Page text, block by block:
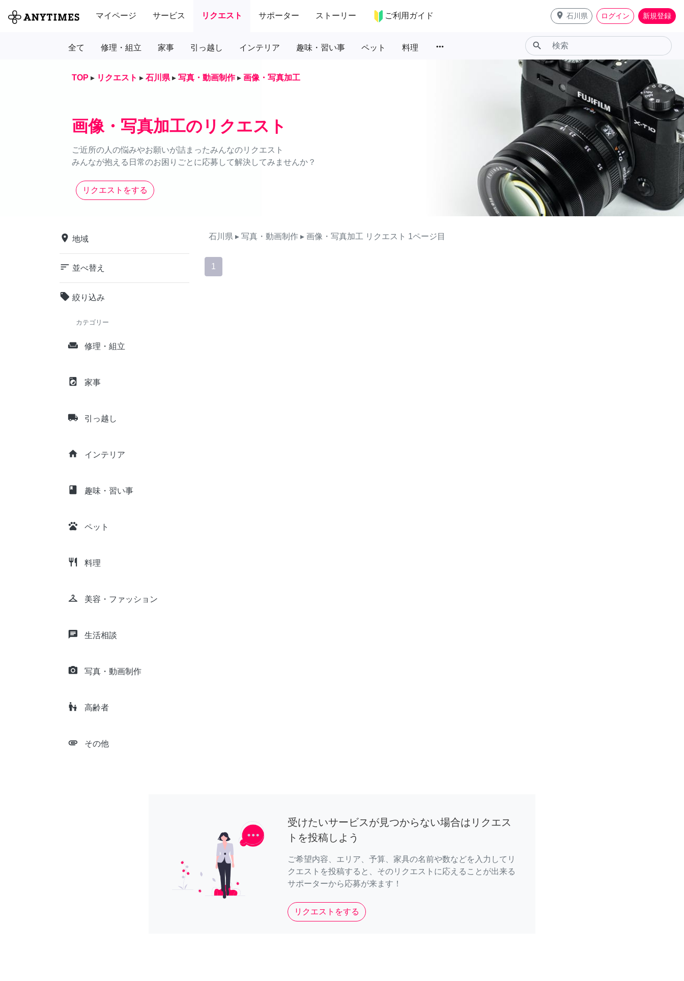
マイページ サービス リクエスト サポーター ストーリー ご利用ガイド place 石川県 ログイン 新規登録
全て 修理・組立 家事 引っ越し インテリア 趣味・習い事 ペット 料理 more_horiz search
TOP ▸ リクエスト ▸ 石川県 ▸ 写真・動画制作 ▸ 画像・写真加工
画像・写真加工のリクエスト
ご近所の人の悩みやお願いが詰まったみんなのリクエスト
みんなが抱える日常のお困りごとに応募して解決してみませんか？
リクエストをする
place 地域
sort 並べ替え
local_offer 絞り込み
カテゴリー
weekend 修理・組立
local_laundry_service 家事
local_shipping 引っ越し
home インテリア
class 趣味・習い事
pets ペット
restaurant 料理
checkroom 美容・ファッション
chat 生活相談
camera_alt 写真・動画制作
escalator_warning 高齢者
attachment その他
石川県 ▸ 写真・動画制作 ▸ 画像・写真加工 リクエスト 1ページ目
1
受けたいサービスが見つからない場合はリクエス
トを投稿しよう
ご希望内容、エリア、予算、家具の名前や数などを入力してリ
クエストを投稿すると、そのリクエストに応えることが出来る
サポーターから応募が来ます！
リクエストをする